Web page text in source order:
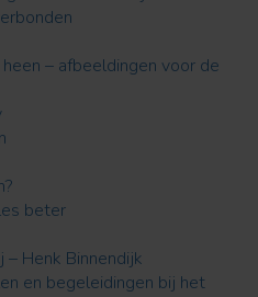
– afbeeldingen voor de
beter
– Henk Binnendijk
en begeleidingen bij het